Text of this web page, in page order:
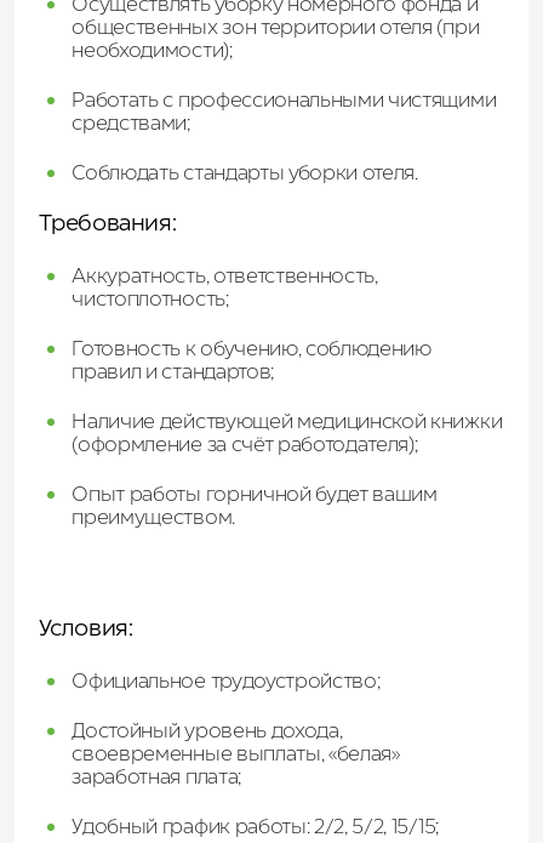
Осуществлять уборку номерного фонда и
общественных зон территории отеля (при
необходимости);
Работать с профессиональными чистящими
средствами;
Соблюдать стандарты уборки отеля.
Требования:
Аккуратность, ответственность,
чистоплотность;
Готовность к обучению, соблюдению
правил и стандартов;
Наличие действующей медицинской книжки
(оформление за счёт работодателя);
Опыт работы горничной будет вашим
преимуществом.
Условия:
Официальное трудоустройство;
Достойный уровень дохода,
своевременные выплаты, «белая»
заработная плата;
Удобный график работы: 2/2, 5/2, 15/15;